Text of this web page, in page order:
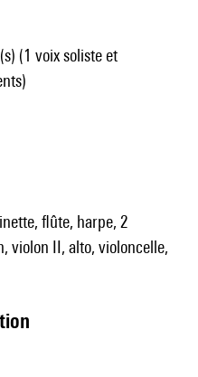
(1 voix soliste et
flûte, harpe, 2
violon II, alto, violoncelle,